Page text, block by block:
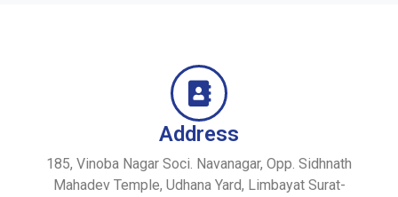
Address
185, Vinoba Nagar Soci. Navanagar, Opp. Sidhnath
Mahadev Temple, Udhana Yard, Limbayat Surat-